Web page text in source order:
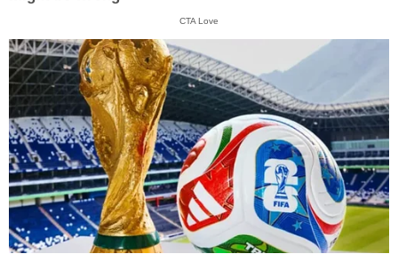
CTA Love